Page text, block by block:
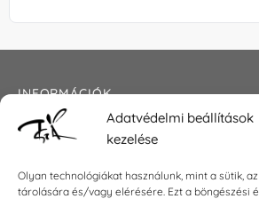
Adatvédelmi beállítások
kezelése
Olyan technológiákat használunk, mint a sütik,
tárolására és/vagy elérésére. Ezt a böngészési
INFORMÁCIÓK
Általános szerződési feltételek
Impresszum